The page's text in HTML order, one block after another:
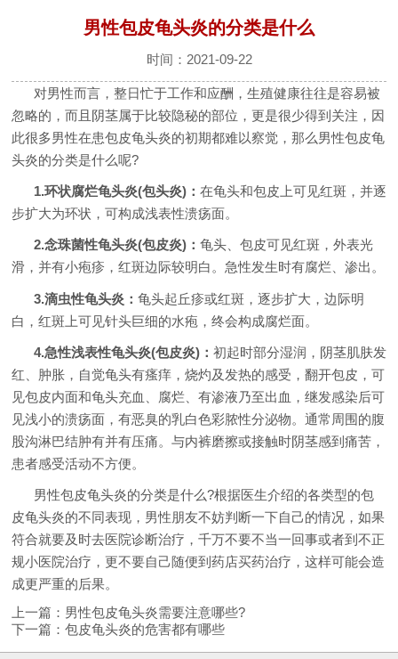
男性包皮龟头炎的分类是什么
时间：2021-09-22
对男性而言，整日忙于工作和应酬，生殖健康往往是容易被
忽略的，而且阴茎属于比较隐秘的部位，更是很少得到关注，因
此很多男性在患包皮龟头炎的初期都难以察觉，那么男性包皮龟
头炎的分类是什么呢?
1.环状腐烂龟头炎(包头炎)：在龟头和包皮上可见红斑，并逐
步扩大为环状，可构成浅表性溃疡面。
2.念珠菌性龟头炎(包皮炎)：龟头、包皮可见红斑，外表光
滑，并有小疱疹，红斑边际较明白。急性发生时有腐烂、渗出。
3.滴虫性龟头炎：龟头起丘疹或红斑，逐步扩大，边际明
白，红斑上可见针头巨细的水疱，终会构成腐烂面。
4.急性浅表性龟头炎(包皮炎)：初起时部分湿润，阴茎肌肤发
红、肿胀，自觉龟头有瘙痒，烧灼及发热的感受，翻开包皮，可
见包皮内面和龟头充血、腐烂、有渗液乃至出血，继发感染后可
见浅小的溃疡面，有恶臭的乳白色彩脓性分泌物。通常周围的腹
股沟淋巴结肿有并有压痛。与内裤磨擦或接触时阴茎感到痛苦，
患者感受活动不方便。
男性包皮龟头炎的分类是什么?根据医生介绍的各类型的包
皮龟头炎的不同表现，男性朋友不妨判断一下自己的情况，如果
符合就要及时去医院诊断治疗，千万不要不当一回事或者到不正
规小医院治疗，更不要自己随便到药店买药治疗，这样可能会造
成更严重的后果。
上一篇： 男性包皮龟头炎需要注意哪些?
下一篇： 包皮龟头炎的危害都有哪些